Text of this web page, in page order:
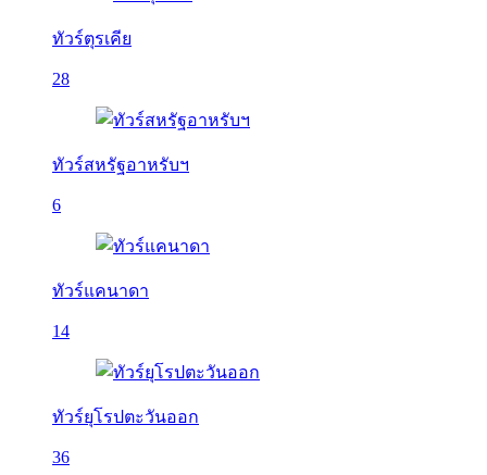
ทัวร์ตุรเคีย
28
ทัวร์สหรัฐอาหรับฯ
6
ทัวร์แคนาดา
14
ทัวร์ยุโรปตะวันออก
36